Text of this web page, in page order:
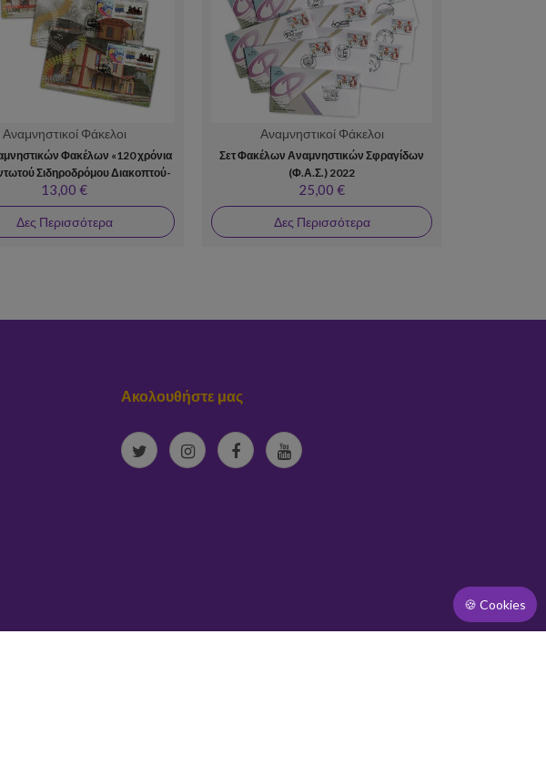
Αναμνηστικοί Φάκελοι
Φακέλων «120 χρόνια
Σιδηροδρόμου Διακοπτού-
Καλαβρύτων»
13,00 €
Δες Περισσότερα
Αναμνηστικοί Φάκελοι
Σετ Φακέλων Αναμνηστικών Σφραγίδων
(Φ.Α.Σ.) 2022
25,00 €
Δες Περισσότερα
Ακολουθήστε μας
🍪 Cookies